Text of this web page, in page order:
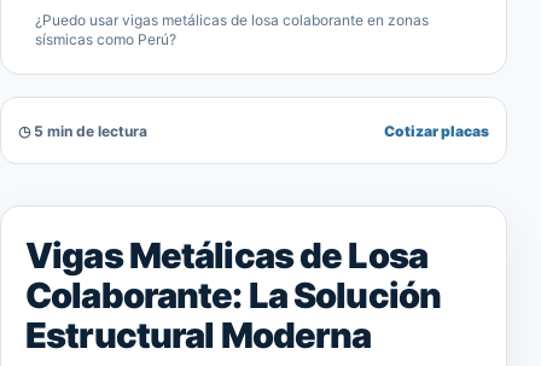
¿Puedo usar vigas metálicas de losa colaborante en zonas
sísmicas como Perú?
◷ 5 min de lectura Cotizar placas
Vigas Metálicas de Losa
Colaborante: La Solución
Estructural Moderna